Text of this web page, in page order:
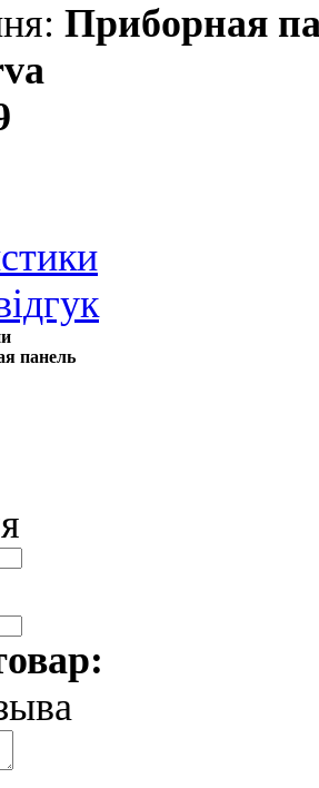
Приборная
панель